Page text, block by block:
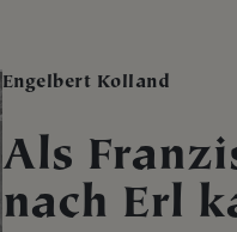
Engelbert Kolland
Als
nach Erl